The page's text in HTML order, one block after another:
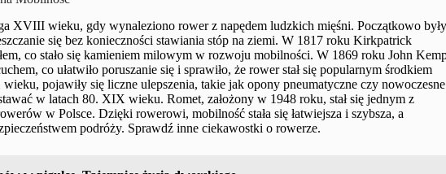
XVIII wieku, gdy wynaleziono rower z napędem ludzkich mięśni. Początkowo
się bez konieczności stawiania stóp na ziemi. W 1817 roku Kirkpatrick
co stało się kamieniem milowym w rozwoju mobilności. W 1869 roku John
co ułatwiło poruszanie się i sprawiło, że rower stał się popularnym środkiem
pojawiły się liczne ulepszenia, takie jak opony pneumatyczne czy nowoczesne
w latach 80. XIX wieku. Romet, założony w 1948 roku, stał się jednym z
w Polsce. Dzięki rowerowi, mobilność stała się łatwiejsza i szybsza, a
podróży. Sprawdź inne ciekawostki o rowerze.